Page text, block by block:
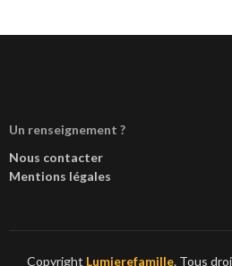
Un renseignement ?
Nous contacter
Mentions légales
Copyright Lumierefamille. Tous